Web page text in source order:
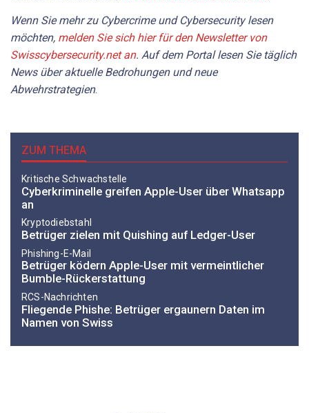
Wenn Sie mehr zu Cybercrime und Cybersecurity lesen
möchten, melden Sie sich hier für den Newsletter von
Swisscybersecurity.net an. Auf dem Portal lesen Sie täglich
News über aktuelle Bedrohungen und neue
Abwehrstrategien.
ZUM THEMA
Kritische Schwachstelle
Cyberkriminelle greifen Apple-User über Whatsapp
an
Kryptodiebstahl
Betrüger zielen mit Quishing auf Ledger-User
Phishing-E-Mail
Betrüger ködern Apple-User mit vermeintlicher
Bumble-Rückerstattung
RCS-Nachrichten
Fliegende Phishe: Betrüger ergaunern Daten im
Namen von Swiss